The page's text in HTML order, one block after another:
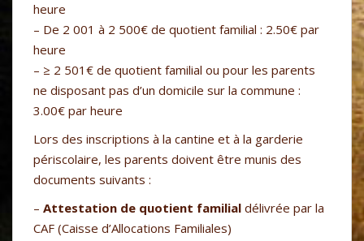
heure
– De 2 001 à 2 500€ de quotient familial : 2.50€ par
heure
– ≥ 2 501€ de quotient familial ou pour les parents
ne disposant pas d’un domicile sur la commune :
3.00€ par heure
Lors des inscriptions à la cantine et à la garderie
périscolaire, les parents doivent être munis des
documents suivants :
– Attestation de quotient familial délivrée par la
CAF (Caisse d’Allocations Familiales)